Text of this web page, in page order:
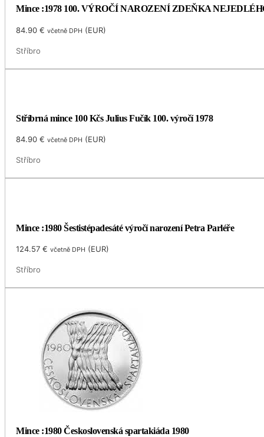
Mince :1978 100. VÝROČÍ NAROZENÍ ZDEŇKA
84.90€ včetně DPH (EUR)
Stříbro
Stříbrná mince 100 Kčs Julius Fučík 100. výročí 1978
84.90€ včetně DPH (EUR)
Stříbro
Mince :1980 Šestistépadesáté výročí narození Petra Parléře
124.57€ včetně DPH (EUR)
Stříbro
Mince :1980 Československá spartakiáda 1980